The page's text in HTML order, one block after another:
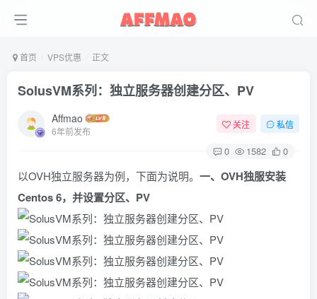
首页 VPS优惠 正文
SolusVM系列：独立服务器创建分区、PV
Affmao
6年前发布
关注 私信
0 1582 0
以OVH独立服务器为例，下面为说明。 一、OVH独服安装
Centos 6，并设置分区、PV